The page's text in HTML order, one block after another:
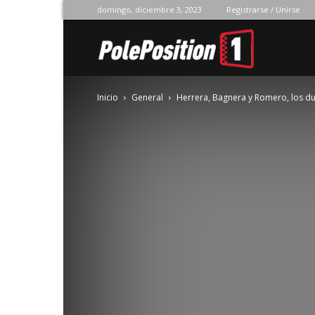
domingo, diciembre 3, 2023 Registrarse / Unirse
Position
Inicio General Herrera, Bagnera y Romero, los